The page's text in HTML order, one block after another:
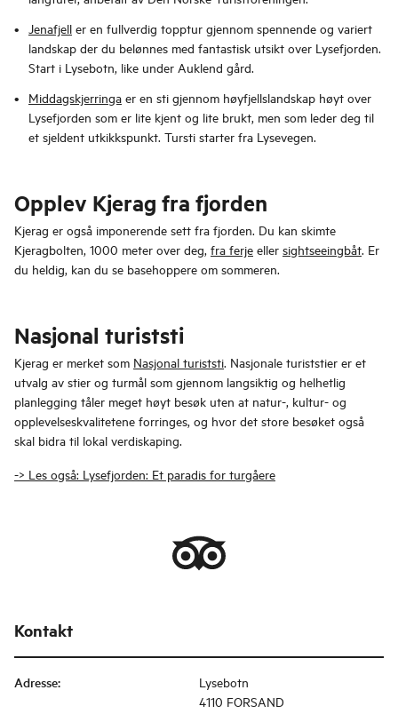
Jenafjell er en fullverdig topptur gjennom spennende og variert
landskap der du belønnes med fantastisk utsikt over Lysefjorden.
Start i Lysebotn, like under Auklend gård.
Middagskjerringa er en sti gjennom høyfjellslandskap høyt over
Lysefjorden som er lite kjent og lite brukt, men som leder deg til
et sjeldent utkikkspunkt. Tursti starter fra Lysevegen.
Opplev Kjerag fra fjorden
Kjerag er også imponerende sett fra fjorden. Du kan skimte
Kjeragbolten, 1000 meter over deg, fra ferje eller sightseeingbåt. Er
du heldig, kan du se basehoppere om sommeren.
Nasjonal turiststi
Kjerag er merket som Nasjonal turiststi. Nasjonale turiststier er et
utvalg av stier og turmål som gjennom langsiktig og helhetlig
planlegging tåler meget høyt besøk uten at natur-, kultur- og
opplevelseskvalitetene forringes, og hvor det store besøket også
skal bidra til lokal verdiskaping.
-> Les også: Lysefjorden: Et paradis for turgåere
Kontakt
Adresse:
Lysebotn
4110 FORSAND